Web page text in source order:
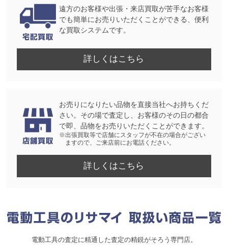
遠方のお客様や出張・来店買取が苦手なお客様
でも簡単にお売りいただくことができる、便利
な買取システムです。
詳しくはこちら
お売りになりたい品物を直接当社へお持ちくだ
さい。その場で査定し、お客様のその日の都合
で即、品物をお売りいただくことができます。
※出張買取等で店舗にスタッフが不在の場合がござい
ますので、ご来店前にお電話ください。
詳しくはこちら
電動工具の査定に精通した査定の精鋭がそろう専門店。